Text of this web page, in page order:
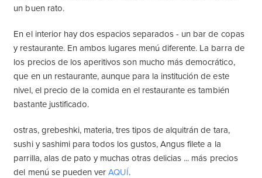
un buen rato.
En el interior hay dos espacios separados - un bar de copas
y restaurante. En ambos lugares menú diferente. La barra de
los precios de los aperitivos son mucho más democrático,
que en un restaurante, aunque para la institución de este
nivel, el precio de la comida en el restaurante es también
bastante justificado.
ostras, grebeshki, materia, tres tipos de alquitrán de tara,
sushi y sashimi para todos los gustos, Angus filete a la
parrilla, alas de pato y muchas otras delicias ... más precios
del menú se pueden ver AQUÍ.